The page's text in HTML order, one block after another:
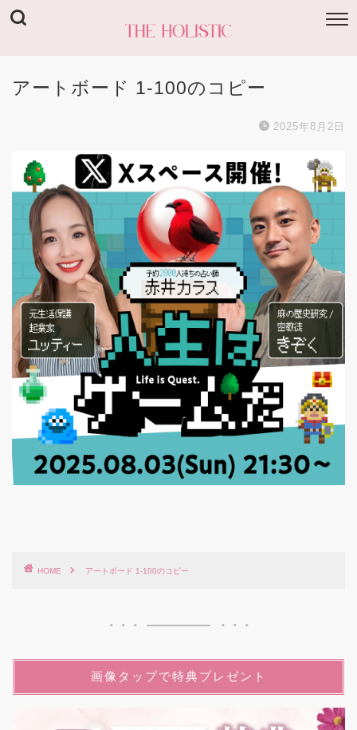
アートボード 1-100のコピー
2025年8月2日
HOME アートボード 1-100のコピー
画像タップで特典プレゼント